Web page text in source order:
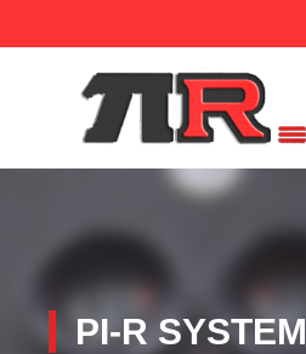
PI-R SYSTEM